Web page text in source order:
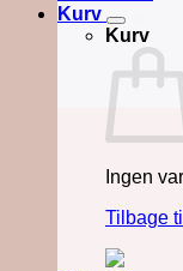
Kurv
Kurv
Ingen
Tilbage